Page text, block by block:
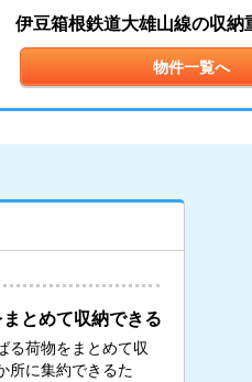
伊豆箱根鉄道大雄山線の収納
物件一覧へ
とめて収納できる
る荷物をまとめて収
所に集約できるた